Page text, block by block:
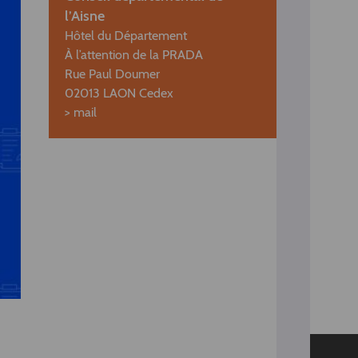
l’Aisne
Hôtel du Département
À l’attention de la PRADA
Rue Paul Doumer
02013 LAON Cedex
> mail